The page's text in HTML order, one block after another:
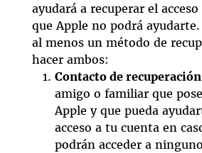
ayudará a recuperar el
que Apple no podrá
al menos un método de
hacer ambos:
Contacto de
amigo o familiar que
Apple y que pueda
acceso a tu cuenta en
podrán acceder a